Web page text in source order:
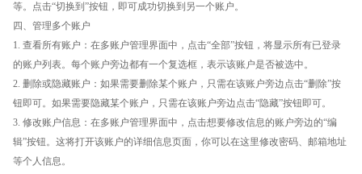
等。点击“切换到”按钮，即可成功切换到另一个账户。
四、管理多个账户
1. 查看所有账户：在多账户管理界面中，点击“全部”按钮，将显示所有已登录
的账户列表。每个账户旁边都有一个复选框，表示该账户是否被选中。
2. 删除或隐藏账户：如果需要删除某个账户，只需在该账户旁边点击“删除”按
钮即可。如果需要隐藏某个账户，只需在该账户旁边点击“隐藏”按钮即可。
3. 修改账户信息：在多账户管理界面中，点击想要修改信息的账户旁边的“编
辑”按钮。这将打开该账户的详细信息页面，你可以在这里修改密码、邮箱地址
等个人信息。